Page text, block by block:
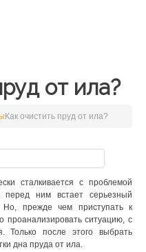
от ила?
Как очистить пруд от ила?
сталкивается с проблемой
ним встает серьезный
Но, прежде чем приступать к
ситуацию, с
Только после этого выбрать
дна пруда от ила.